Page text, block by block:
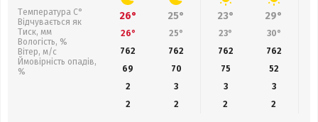
Температура С°
Відчувається як
Тиск, мм
Вологість, %
Вітер, м/с
Ймовірність опадів,
%
26° 25° 23° 29°
26° 25° 23° 30°
762
762 762 762
69
70 75 52
2
3 3
3
2
2 2 2